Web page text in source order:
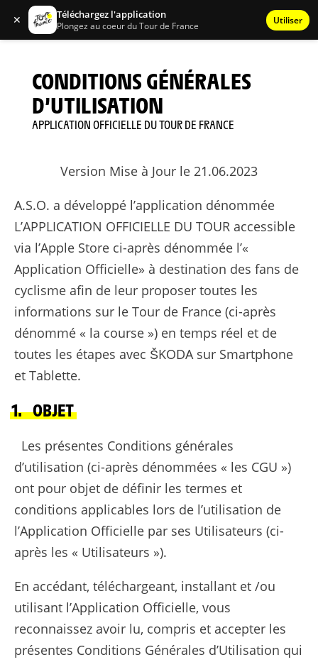
✕ Téléchargez l'application
Plongez au coeur du Tour de France Utiliser
CONDITIONS GÉNÉRALES
D’UTILISATION
APPLICATION OFFICIELLE DU TOUR DE FRANCE
Version Mise à Jour le 21.06.2023
A.S.O. a développé l’application dénommée
L’APPLICATION OFFICIELLE DU TOUR accessible
via l’Apple Store ci-après dénommée l’«
Application Officielle» à destination des fans de
cyclisme afin de leur proposer toutes les
informations sur le Tour de France (ci-après
dénommé « la course ») en temps réel et de
toutes les étapes avec ŠKODA sur Smartphone
et Tablette.
1. OBJET
Les présentes Conditions générales
d’utilisation (ci-après dénommées « les CGU »)
ont pour objet de définir les termes et
conditions applicables lors de l’utilisation de
l’Application Officielle par ses Utilisateurs (ci-
après les « Utilisateurs »).
En accédant, téléchargeant, installant et /ou
utilisant l’Application Officielle, vous
reconnaissez avoir lu, compris et accepter les
présentes Conditions Générales d’Utilisation qui